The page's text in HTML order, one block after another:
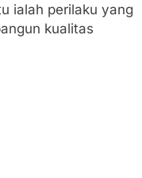
ialah perilaku yang
kualitas